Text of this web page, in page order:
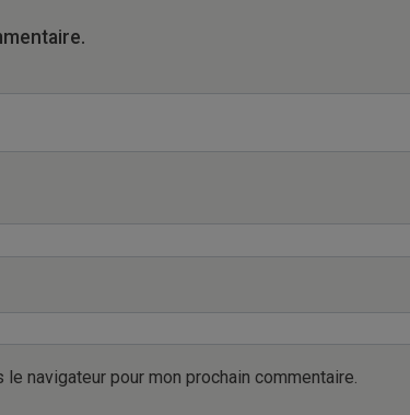
navigateur pour mon prochain commentaire.